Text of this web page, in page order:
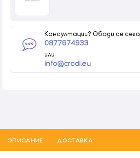
Консултации? Обади се сега
0877674933
или
info@crodi.eu
ОПИСАНИЕ ДОСТАВКА